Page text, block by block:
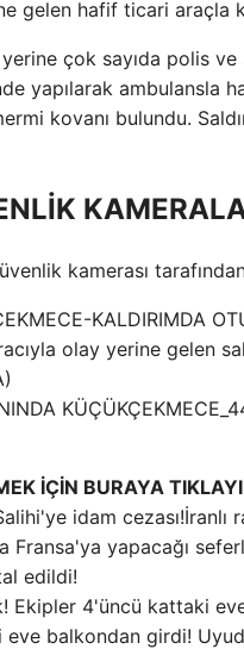
gelen hafif ticari araçla
yerine çok sayıda polis
yapılarak ambulansla
kovanı bulundu.
kamerası
olay yerine gelen
İÇİN BURAYA
İranlı
edildi!
balkondan girdi!